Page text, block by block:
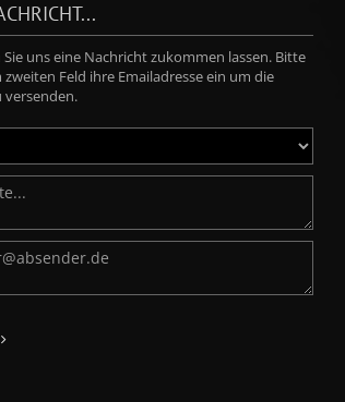
uns eine Nachricht zukommen lassen. Bitte
zweiten Feld ihre Emailadresse ein um die
versenden.